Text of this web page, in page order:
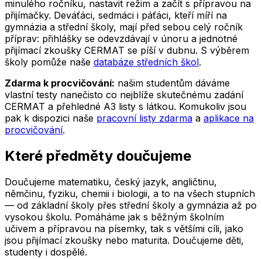
minulého ročníku, nastavit režim a začít s přípravou na
přijímačky. Deváťáci, sedmáci i páťáci, kteří míří na
gymnázia a střední školy, mají před sebou celý ročník
příprav: přihlášky se odevzdávají v únoru a jednotné
přijímací zkoušky CERMAT se píší v dubnu. S výběrem
školy pomůže naše databáze středních škol.
Zdarma k procvičování: našim studentům dáváme
vlastní testy nanečisto co nejblíže skutečnému zadání
CERMAT a přehledné A3 listy s látkou. Komukoliv jsou
pak k dispozici naše pracovní listy zdarma a aplikace na
procvičování.
Které předměty doučujeme
Doučujeme matematiku, český jazyk, angličtinu,
němčinu, fyziku, chemii i biologii, a to na všech stupních
— od základní školy přes střední školy a gymnázia až po
vysokou školu. Pomáháme jak s běžným školním
učivem a přípravou na písemky, tak s většími cíli, jako
jsou přijímací zkoušky nebo maturita. Doučujeme děti,
studenty i dospělé.